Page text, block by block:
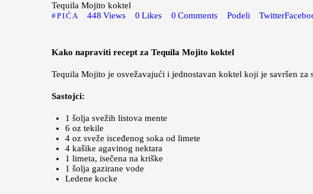
Tequila Mojito koktel
PIĆA 448 Views 0 Likes 0 Comments Podeli Twitter
Kako napraviti recept za Tequila Mojito koktel
Tequila Mojito je osvežavajući i jednostavan koktel koji je savršen za
Sastojci:
1 šolja svežih listova mente
6 oz tekile
4 oz sveže isceđenog soka od limete
4 kašike agavinog nektara
1 limeta, isečena na kriške
1 šolja gazirane vode
Ledene kocke